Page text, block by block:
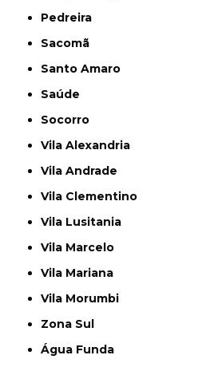
Pedreira
Sacomã
Santo Amaro
Saúde
Socorro
Vila Alexandria
Vila Andrade
Vila Clementino
Vila Lusitania
Vila Marcelo
Vila Mariana
Vila Morumbi
Zona Sul
Água Funda